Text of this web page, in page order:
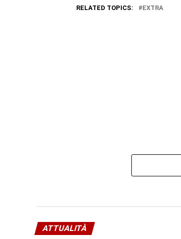
RELATED TOPICS: EXTRA
ATTUALITÀ